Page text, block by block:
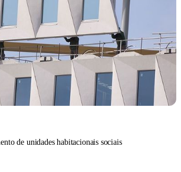
de unidades habitacionais sociais